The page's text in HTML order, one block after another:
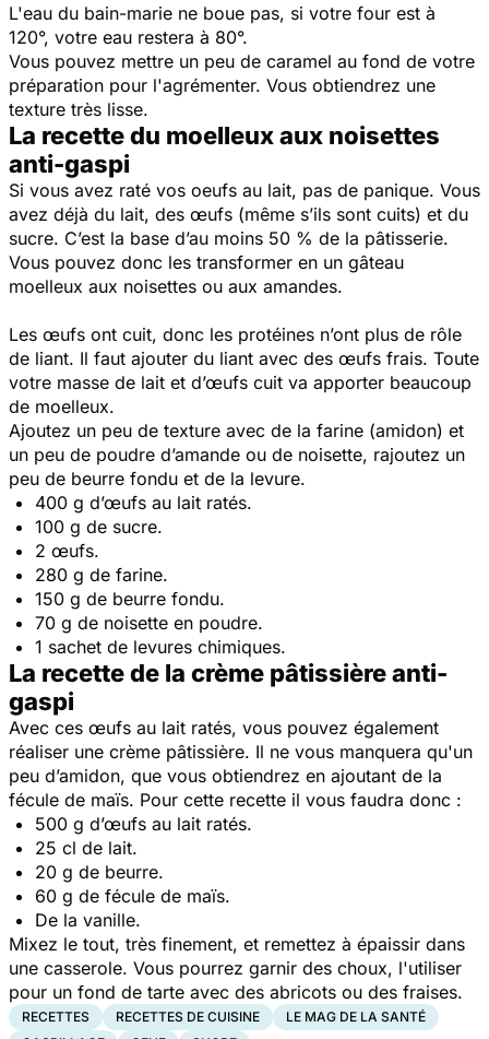
L'eau du bain-marie ne boue pas, si votre four est à
120°, votre eau restera à 80°.
Vous pouvez mettre un peu de caramel au fond de votre
préparation pour l'agrémenter. Vous obtiendrez une
texture très lisse.
La recette du moelleux aux noisettes
anti-gaspi
Si vous avez raté vos oeufs au lait, pas de panique. Vous
avez déjà du lait, des œufs (même s’ils sont cuits) et du
sucre. C’est la base d’au moins 50 % de la pâtisserie.
Vous pouvez donc les transformer en un gâteau
moelleux aux noisettes ou aux amandes.
Les œufs ont cuit, donc les protéines n’ont plus de rôle
de liant. Il faut ajouter du liant avec des œufs frais. Toute
votre masse de lait et d’œufs cuit va apporter beaucoup
de moelleux.
Ajoutez un peu de texture avec de la farine (amidon) et
un peu de poudre d’amande ou de noisette, rajoutez un
peu de beurre fondu et de la levure.
400 g d’œufs au lait ratés.
100 g de sucre.
2 œufs.
280 g de farine.
150 g de beurre fondu.
70 g de noisette en poudre.
1 sachet de levures chimiques.
La recette de la crème pâtissière anti-
gaspi
Avec ces œufs au lait ratés, vous pouvez également
réaliser une crème pâtissière. Il ne vous manquera qu'un
peu d’amidon, que vous obtiendrez en ajoutant de la
fécule de maïs. Pour cette recette il vous faudra donc :
500 g d’œufs au lait ratés.
25 cl de lait.
20 g de beurre.
60 g de fécule de maïs.
De la vanille.
Mixez le tout, très finement, et remettez à épaissir dans
une casserole. Vous pourrez garnir des choux, l'utiliser
pour un fond de tarte avec des abricots ou des fraises.
RECETTES RECETTES DE CUISINE
LE MAG DE LA SANTÉ